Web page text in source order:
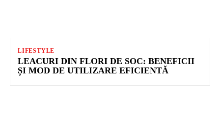
LIFESTYLE
LEACURI DIN FLORI DE SOC: BENEFICII
ȘI MOD DE UTILIZARE EFICIENTĂ